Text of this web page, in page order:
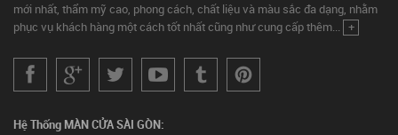
mới nhất, thẩm mỹ cao, phong cách, chất liệu và màu sắc đa dạng, nhằm
phục vụ khách hàng một cách tốt nhất cũng như cung cấp thêm... +
Hệ Thống MÀN CỬA SÀI GÒN: